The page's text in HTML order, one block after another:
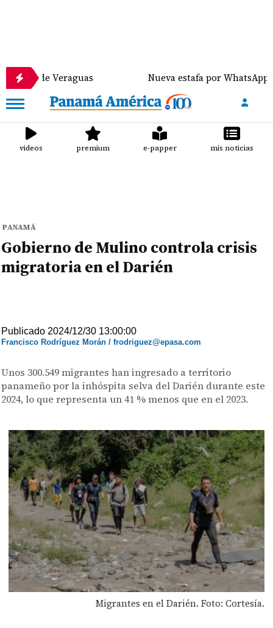
Veraguas Nueva estafa por WhatsApp
videos premium e-papper mis noticias
PANAMÁ
Gobierno de Mulino controla crisis
migratoria en el Darién
Publicado 2024/12/30 13:00:00
Francisco Rodríguez Morán / frodriguez@epasa.com
Unos 300.549 migrantes han ingresado a territorio
panameño por la inhóspita selva del Darién durante este
2024, lo que representa un 41 % menos que en el 2023.
Migrantes en el Darién. Foto: Cortesía.